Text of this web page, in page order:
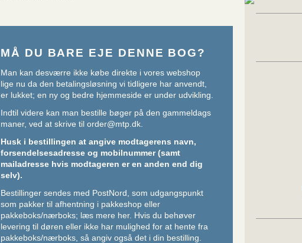
MÅ DU BARE EJE DENNE BOG?
Man kan desværre ikke købe direkte i vores webshop
lige nu da den betalingsløsning vi tidligere har anvendt,
er lukket; en ny og bedre hjemmeside er under udvikling.
Indtil videre kan man bestille bøger på den gammeldags
maner, ved at skrive til order@mtp.dk.
Husk i bestillingen at angive modtagerens navn,
forsendelsesadresse og mobilnummer (samt
mailadresse hvis modtageren er en anden end dig
selv).
Bestillinger sendes med PostNord, som udgangspunkt
som pakker til afhentning i pakkeshop eller
pakkeboks/nærboks; læs mere her. Hvis du behøver
levering til døren eller ikke har mulighed for at hente fra
pakkeboks/nærboks, så angiv også det i din bestilling.